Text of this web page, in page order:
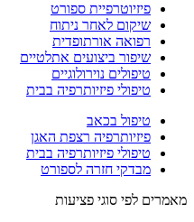
פיזיוטרפיית ספורט
שיקום לאחר ניתוח
רפואה אורתופדית
שיפור ביצועים אתלטיים
טיפולים נוירולוגיים
טיפולי פיזיותרפיה בבית
טיפול בכאב
פיזיותרפיה רצפת האגן
טיפולי פיזיותרפיה בבית
מבדקי חזרה לספורט
מאמרים לפי סוגי פציעות